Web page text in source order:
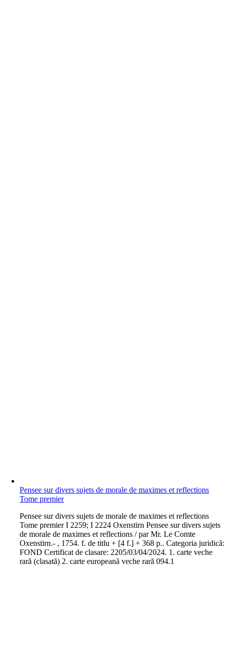
Pensee sur divers sujets de morale de maximes et reflections
Tome premier
Pensee sur divers sujets de morale de maximes et reflections
Tome premier I 2259; I 2224 Oxenstirn Pensee sur divers sujets
de morale de maximes et reflections / par Mr. Le Comte
Oxenstirn.- , 1754. f. de titlu + [4 f.] + 368 p.. Categoria juridică:
FOND Certificat de clasare: 2205/03/04/2024. 1. carte veche
rară (clasată) 2. carte europeană veche rară 094.1